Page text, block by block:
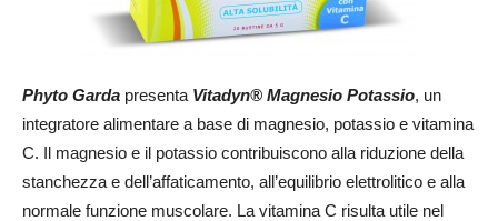
Phyto Garda presenta Vitadyn® Magnesio Potassio, un
integratore alimentare a base di magnesio, potassio e vitamina
C. Il magnesio e il potassio contribuiscono alla riduzione della
stanchezza e dell’affaticamento, all’equilibrio elettrolitico e alla
normale funzione muscolare. La vitamina C risulta utile nel